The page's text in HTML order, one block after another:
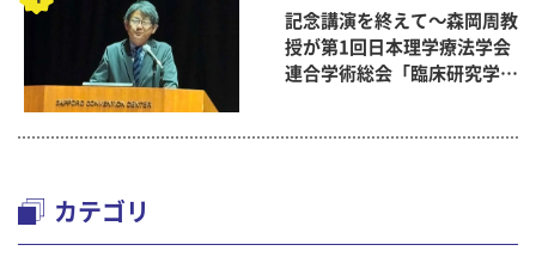
記念講演を終えて～森岡周教
授が第1回日本理学療法学会
連合学術総会「臨床研究学術
カテゴリ